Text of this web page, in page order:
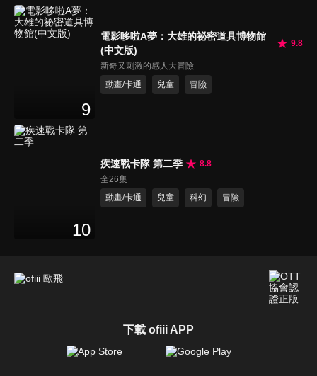
9
電影哆啦A夢：大雄的祕密道具博物館
(中文版)
9.8
新奇又刺激的感人大冒險
動畫/卡通
兒童 冒險
10
疾速戰卡隊 第二季
8.8
全26集
動畫/卡通
兒童 科幻 冒險
下載 ofiii APP